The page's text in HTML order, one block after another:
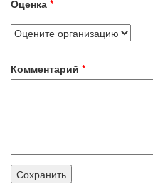
Оценка *
Комментарий *